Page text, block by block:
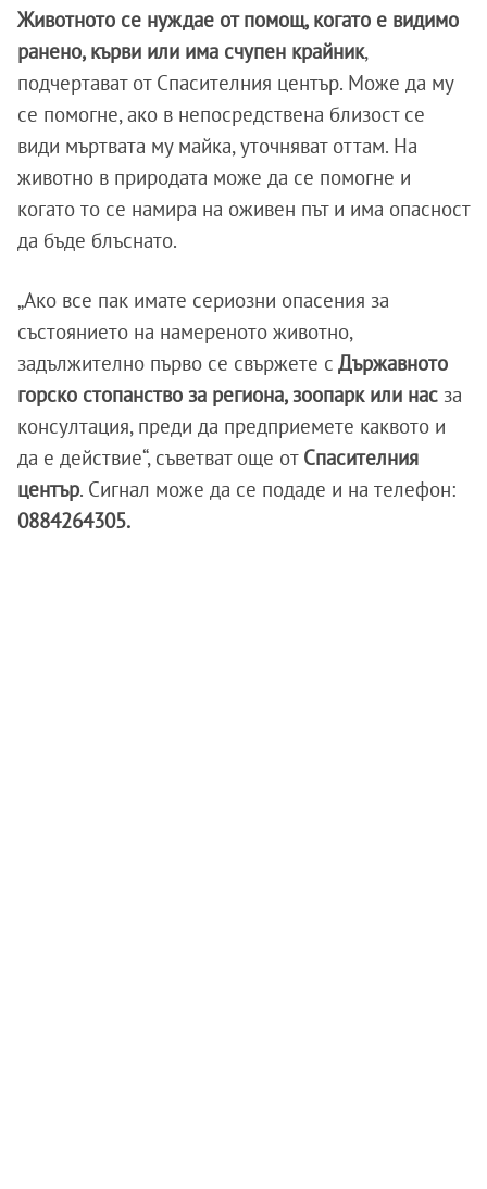
Животното се нуждае от помощ, когато е видимо
ранено, кърви или има счупен крайник,
подчертават от Спасителния център. Може да му
се помогне, ако в непосредствена близост се
види мъртвата му майка, уточняват оттам. На
животно в природата може да се помогне и
когато то се намира на оживен път и има опасност
да бъде блъснато.
„Ако все пак имате сериозни опасения за
състоянието на намереното животно,
задължително първо се свържете с Държавното
горско стопанство за региона, зоопарк или нас за
консултация, преди да предприемете каквото и
да е действие“, съветват още от Спасителния
център. Сигнал може да се подаде и на телефон:
0884264305.